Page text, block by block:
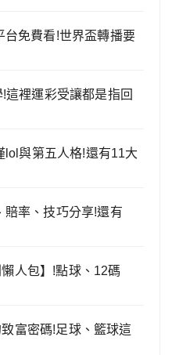
台免費看!世界盃轉播要
裡運彩受讓都是指回
lol與第五人格!還有11大
賠率、技巧分享!還有
人包】!點球、12碼
富密碼!足球、籃球這